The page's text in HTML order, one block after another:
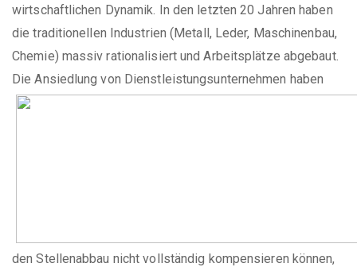
wirtschaftlichen Dynamik. In den letzten 20 Jahren haben
die traditionellen Industrien (Metall, Leder, Maschinenbau,
Chemie) massiv rationalisiert und Arbeitsplätze abgebaut.
Die Ansiedlung von Dienstleistungsunternehmen haben
den Stellenabbau nicht vollständig kompensieren können,